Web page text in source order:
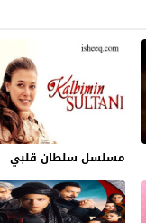
مسلسل سلطان قلبي